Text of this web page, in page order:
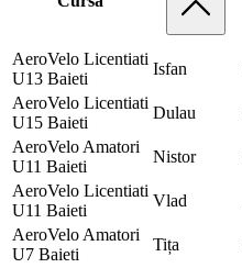
AeroVelo Licentiati
U13 Baieti
Isfan
AeroVelo Licentiati
U15 Baieti
Dulau
AeroVelo Amatori
U11 Baieti
Nistor
AeroVelo Licentiati
U11 Baieti
Vlad
AeroVelo Amatori
U7 Baieti
Tița